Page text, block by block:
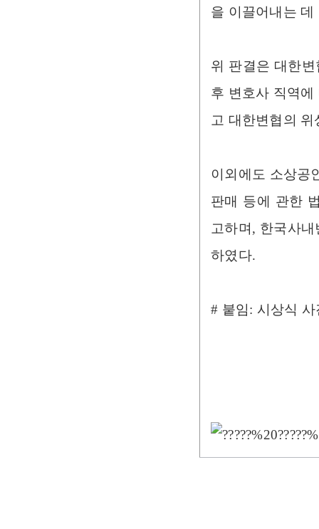
을 이끌어내는
위 판결은 대한
후 변호사 직역
고 대한변협의
이외에도 소상공
판매 등에 관한
고하며, 한국사
하였다.
# 붙임: 시상식 사